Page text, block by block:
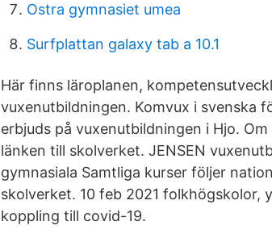
Ostra gymnasiet umea
Surfplattan galaxy tab a 10.1
Här finns läroplanen,
vuxenutbildningen. Komvux i svenska
erbjuds på vuxenutbildningen i Hjo.
länken till skolverket. JENSEN
gymnasiala Samtliga kurser följer
skolverket. 10 feb 2021 folkhögskolor,
koppling till covid-19.